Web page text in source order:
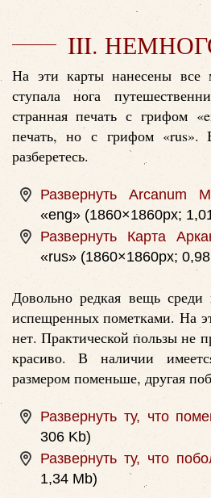
III.
На эти карты нанесены все
ступала нога
странная печать с грифом
печать, но с грифом
разберетесь.
Развернуть Arcanum
«eng» (1860×1860px;
Развернуть Карта
«rus» (1860×1860px;
Довольно редкая вещь среди
испещренных пометками. На
нет. Практической пользы не
красиво. В наличии
размером поменьше, другая
Развернуть ту, что
306 Kb)
Развернуть ту, что
1,34 Mb)